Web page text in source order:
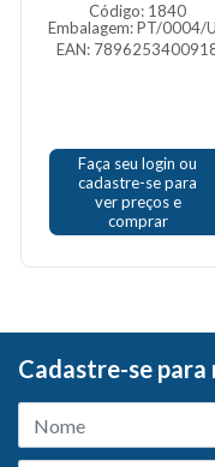
Código: 1840
Embalagem: PT/0004/
EAN:
Faça seu login ou
cadastre-se para
ver preços e
comprar
Cadastre-se